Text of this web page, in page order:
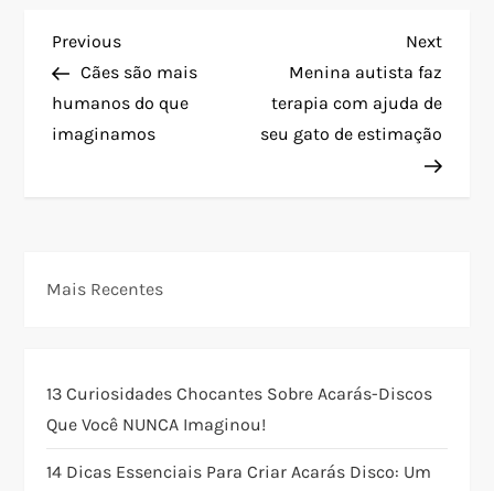
N
a
v
a
ã
o
Previous
Post
Previous
Cães são mais
humanos do que
imaginamos
Next
Post
Next
Menina autista faz
terapia com ajuda de
seu gato de estimação
Mais Recentes
13 Curiosidades Chocantes Sobre Acarás-Discos
Que Você NUNCA Imaginou!
14 Dicas Essenciais Para Criar Acarás Disco: Um